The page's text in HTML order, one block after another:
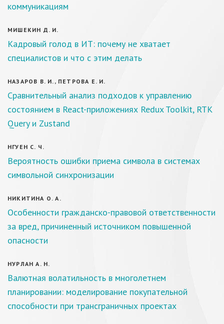
коммуникациям
МИШЕКИН Д. И.
Кадровый голод в ИТ: почему не хватает
специалистов и что с этим делать
НАЗАРОВ В. И., ПЕТРОВА Е. И.
Сравнительный анализ подходов к управлению
состоянием в React-приложениях Redux Toolkit, RTK
Query и Zustand
НГУЕН С. Ч.
Вероятность ошибки приема символа в системах
символьной синхронизации
НИКИТИНА О. А.
Особенности гражданско-правовой ответственности
за вред, причиненный источником повышенной
опасности
НУРЛАН А. Н.
Валютная волатильность в многолетнем
планировании: моделирование покупательной
способности при трансграничных проектах